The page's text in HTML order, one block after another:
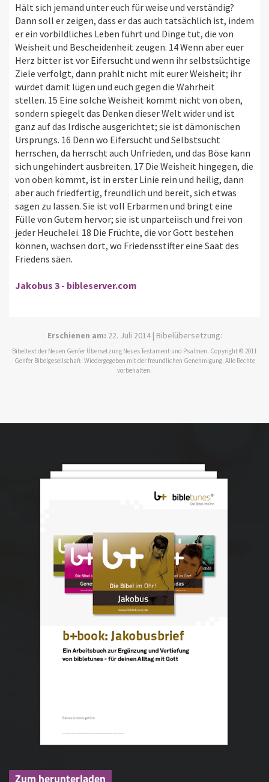
Hält sich jemand unter euch für weise und verständig?
Dann soll er zeigen, dass er das auch tatsächlich ist, indem
er ein vorbildliches Leben führt und Dinge tut, die von
Weisheit und Bescheidenheit zeugen. 14 Wenn aber euer
Herz bitter ist vor Eifersucht und wenn ihr selbstsüchtige
Ziele verfolgt, dann prahlt nicht mit eurer Weisheit; ihr
würdet damit lügen und euch gegen die Wahrheit
stellen. 15 Eine solche Weisheit kommt nicht von oben,
sondern spiegelt das Denken dieser Welt wider und ist
ganz auf das Irdische ausgerichtet; sie ist dämonischen
Ursprungs. 16 Denn wo Eifersucht und Selbstsucht
herrschen, da herrscht auch Unfrieden, und das Böse kann
sich ungehindert ausbreiten. 17 Die Weisheit hingegen, die
von oben kommt, ist in erster Linie rein und heilig, dann
aber auch friedfertig, freundlich und bereit, sich etwas
sagen zu lassen. Sie ist voll Erbarmen und bringt eine
Fülle von Gutem hervor; sie ist unparteiisch und frei von
jeder Heuchelei. 18 Die Früchte, die vor Gott bestehen
können, wachsen dort, wo Friedensstifter eine Saat des
Friedens säen.
Jakobus 3 - bibleserver.com
Erschienen am: 22. Juli 2014 | Bibelübersetzung:
Bibeltext der Neuen Genfer Übersetzung Neues Testament und Psalmen. Copyright © 2011
Genfer Bibelgesellschaft. Wiedergegeben mit der freundlichen Genehmigung. Alle Rechte
vorbehalten.